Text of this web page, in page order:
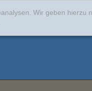
Wir geben hierzu